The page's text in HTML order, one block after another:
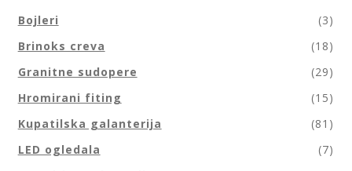
Bojleri
(3)
Brinoks creva
(18)
Granitne sudopere
(29)
Hromirani fiting
(15)
Kupatilska galanterija
(81)
LED ogledala
(7)